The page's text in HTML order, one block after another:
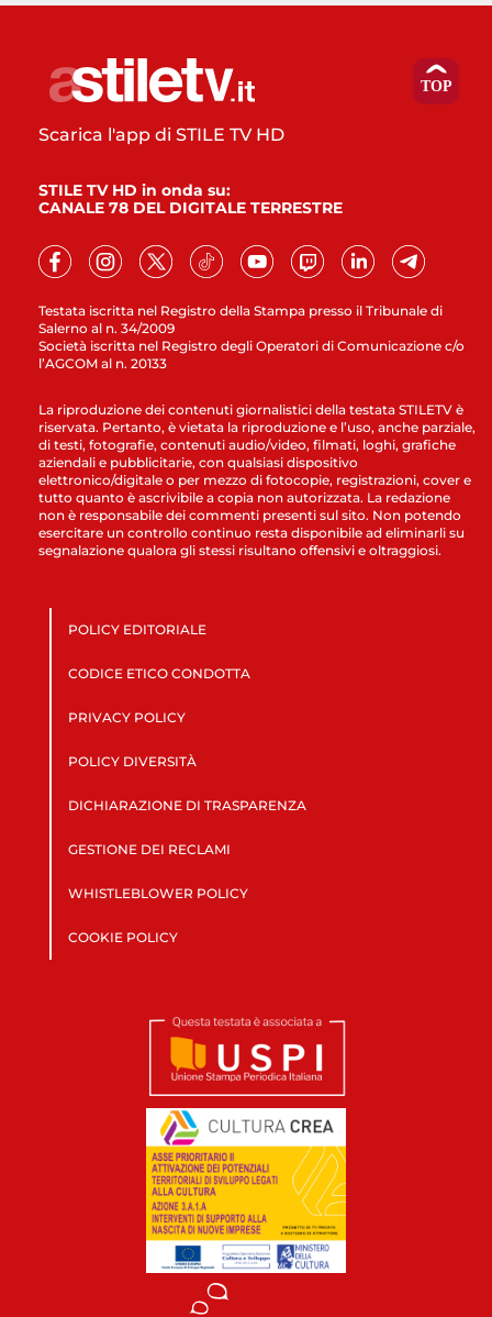
Testata iscritta nel Registro della Stampa presso il Tribunale di
Salerno al n. 34/2009
Società iscritta nel Registro degli Operatori di Comunicazione c/o
l’AGCOM al n. 20133
Scarica l'app di STILE TV HD
STILE TV HD in onda su:
CANALE 78 DEL DIGITALE TERRESTRE
La riproduzione dei contenuti giornalistici della testata STILETV è
riservata. Pertanto, è vietata la riproduzione e l’uso, anche parziale,
di testi, fotografie, contenuti audio/video, filmati, loghi, grafiche
aziendali e pubblicitarie, con qualsiasi dispositivo
elettronico/digitale o per mezzo di fotocopie, registrazioni, cover e
tutto quanto è ascrivibile a copia non autorizzata. La redazione
non è responsabile dei commenti presenti sul sito. Non potendo
esercitare un controllo continuo resta disponibile ad eliminarli su
segnalazione qualora gli stessi risultano offensivi e oltraggiosi.
POLICY EDITORIALE
CODICE ETICO CONDOTTA
PRIVACY POLICY
POLICY DIVERSITÀ
DICHIARAZIONE DI TRASPARENZA
GESTIONE DEI RECLAMI
WHISTLEBLOWER POLICY
COOKIE POLICY